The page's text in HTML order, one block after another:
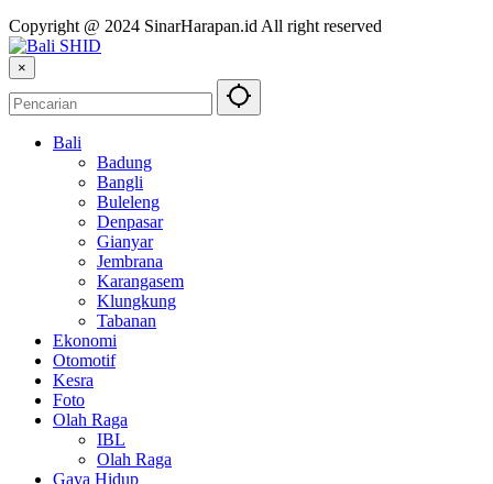
Copyright @ 2024 SinarHarapan.id All right reserved
×
Bali
Badung
Bangli
Buleleng
Denpasar
Gianyar
Jembrana
Karangasem
Klungkung
Tabanan
Ekonomi
Otomotif
Kesra
Foto
Olah Raga
IBL
Olah Raga
Gaya Hidup